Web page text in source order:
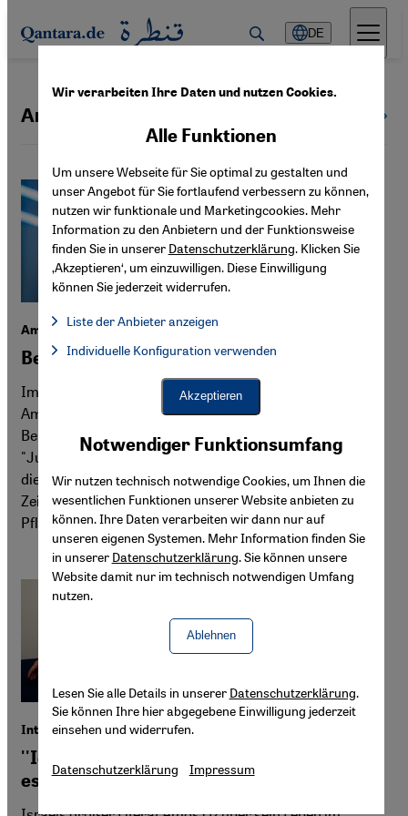
Direkt zum Inhalt springen
DE
Amos Oz
Amos Oz' Ideenroman "Judas"
Begehr und Verrat
Im vergangenen Juni erhielt der israelische Schriftsteller
Amos Oz den "Internationalen Literaturpreis" des
Berliner Hauses der Kulturen der Welt für seinen Roman
"Judas". Darin gelingt es dem 76-Jährigen meisterhaft,
die großen Fragen und Konflikte der Religions- und
Zeitgeschichte im Nahen Osten zu erzählen. Andreas
Pflitsch hat das Buch gelesen.
Interview mit Amos Oz
''Ich liebe Israel selbst in Zeiten, wenn ich
es nicht mag''
Wir verarbeiten Ihre Daten und nutzen Cookies.
Notwendiger Funktionsumfang
Wir nutzen technisch notwendige Cookies, um Ihnen die
wesentlichen Funktionen unserer Website anbieten zu
können. Ihre Daten verarbeiten wir dann nur auf
unseren eigenen Systemen. Mehr Information finden Sie
in unserer Datenschutzerklärung. Sie können unsere
Website damit nur im technisch notwendigen Umfang
nutzen.
Ablehnen
Alle Funktionen
Um unsere Webseite für Sie optimal zu gestalten und
unser Angebot für Sie fortlaufend verbessern zu können,
nutzen wir funktionale und Marketingcookies. Mehr
Information zu den Anbietern und der Funktionsweise
finden Sie in unserer Datenschutzerklärung. Klicken Sie
‚Akzeptieren‘, um einzuwilligen. Diese Einwilligung
können Sie jederzeit widerrufen.
Liste der Anbieter anzeigen
Facebook Embed / Facebook Connect, Google Maps Embed,
Facebook Embed / Facebook Connect
Google Maps Embed
Individuelle Konfiguration verwenden
Akzeptieren
Lesen Sie alle Details in unserer Datenschutzerklärung.
Sie können Ihre hier abgegebene Einwilligung jederzeit
einsehen und widerrufen.
Datenschutzerklärung Impressum